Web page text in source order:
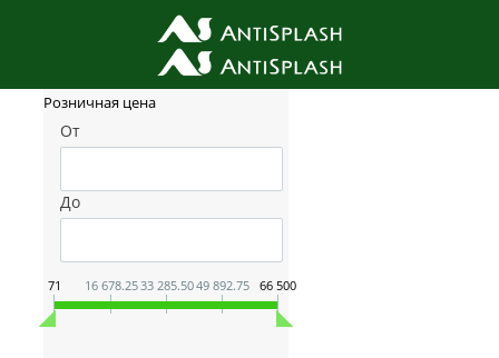
Фильтр товаров
Розничная цена
От
До
71 16 678.2533 285.5049 892.75 66 500